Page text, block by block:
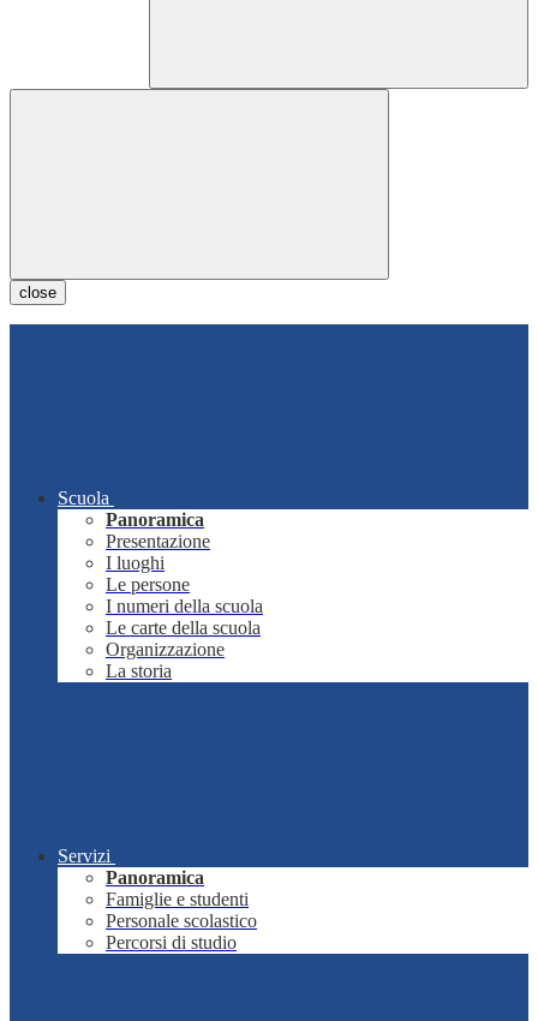
close
Scuola
Panoramica
Presentazione
I luoghi
Le persone
I numeri della scuola
Le carte della scuola
Organizzazione
La storia
Servizi
Panoramica
Famiglie e studenti
Personale scolastico
Percorsi di studio